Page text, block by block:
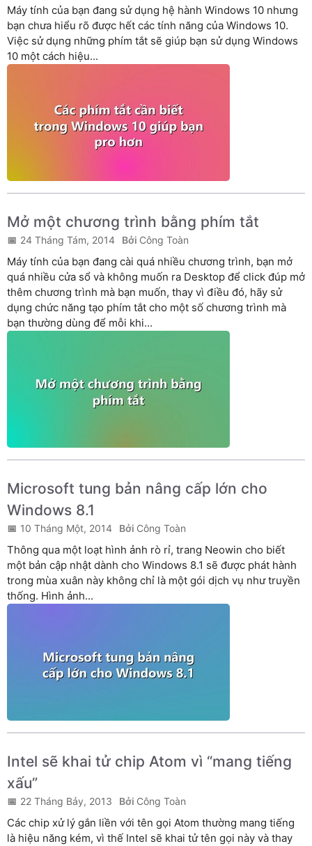
Máy tính của bạn đang sử dụng hệ hành Windows 10 nhưng
bạn chưa hiểu rõ được hết các tính năng của Windows 10.
Việc sử dụng những phím tắt sẽ giúp bạn sử dụng Windows
10 một cách hiệu...
Mở một chương trình bằng phím tắt
24 Tháng Tám, 2014 Công Toàn
Máy tính của bạn đang cài quá nhiều chương trình, bạn mở
quá nhiều cửa sổ và không muốn ra Desktop để click đúp mở
thêm chương trình mà bạn muốn, thay vì điều đó, hãy sử
dụng chức năng tạo phím tắt cho một số chương trình mà
bạn thường dùng để mỗi khi...
Microsoft tung bản nâng cấp lớn cho
Windows 8.1
10 Tháng Một, 2014 Công Toàn
Thông qua một loạt hình ảnh rò rỉ, trang Neowin cho biết
một bản cập nhật dành cho Windows 8.1 sẽ được phát hành
trong mùa xuân này không chỉ là một gói dịch vụ như truyền
thống. Hình ảnh...
Intel sẽ khai tử chip Atom vì “mang tiếng
xấu”
22 Tháng Bảy, 2013 Công Toàn
Các chip xử lý gắn liền với tên gọi Atom thường mang tiếng
là hiệu năng kém, vì thế Intel sẽ khai tử tên gọi này và thay